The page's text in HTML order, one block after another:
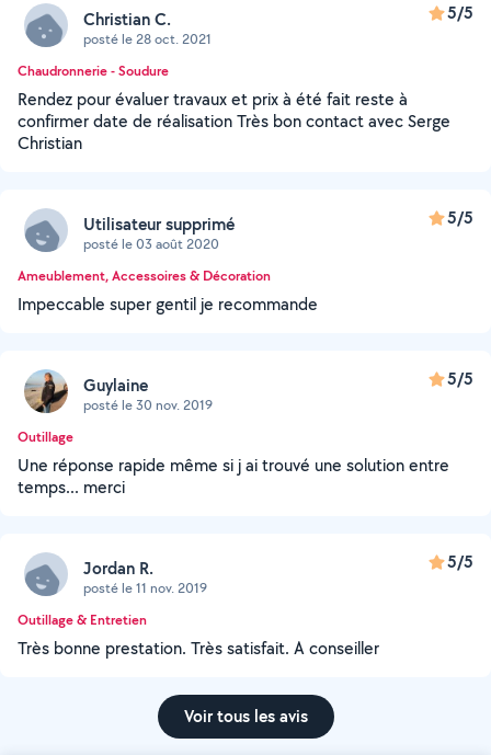
Christian C.
posté le 28 oct. 2021
5/5
Chaudronnerie - Soudure
Rendez pour évaluer travaux et prix à été fait reste à
confirmer date de réalisation Très bon contact avec Serge
Christian
Utilisateur supprimé
posté le 03 août 2020
5/5
Ameublement, Accessoires & Décoration
Impeccable super gentil je recommande
Guylaine
posté le 30 nov. 2019
5/5
Outillage
Une réponse rapide même si j ai trouvé une solution entre
temps... merci
Jordan R.
posté le 11 nov. 2019
5/5
Outillage & Entretien
Très bonne prestation. Très satisfait. A conseiller
Voir tous les avis